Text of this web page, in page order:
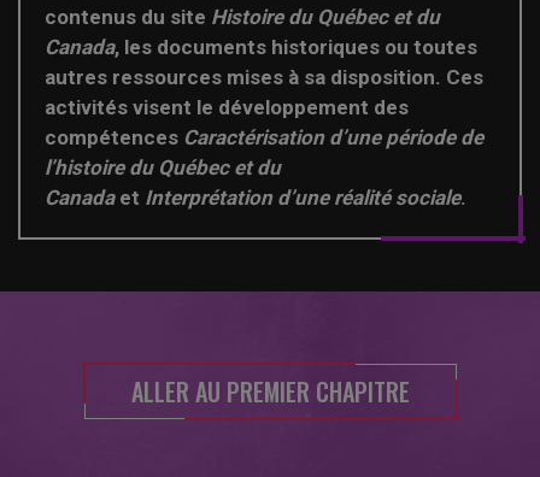
contenus du site Histoire du Québec et du
Canada, les documents historiques ou toutes
autres ressources mises à sa disposition. Ces
activités visent le développement des
compétences Caractérisation d’une période de
l’histoire du Québec et du
Canadaet Interprétation d’une réalité sociale.
ALLER AU PREMIER CHAPITRE